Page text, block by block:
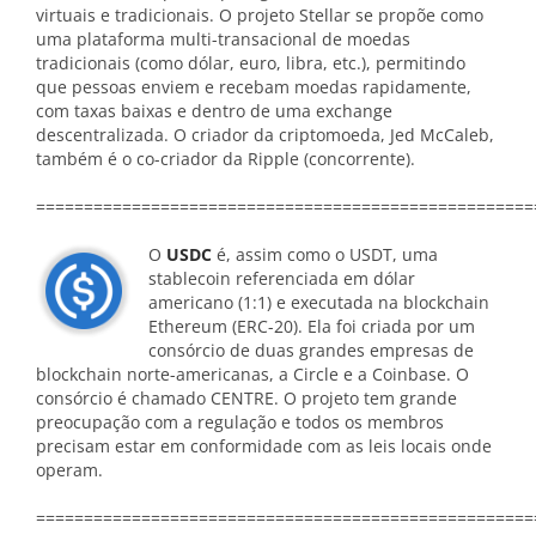
virtuais e tradicionais. O projeto Stellar se propõe como
uma plataforma multi-transacional de moedas
tradicionais (como dólar, euro, libra, etc.), permitindo
que pessoas enviem e recebam moedas rapidamente,
com taxas baixas e dentro de uma exchange
descentralizada. O criador da criptomoeda, Jed McCaleb,
também é o co-criador da Ripple (concorrente).
O USDC é, assim como o USDT, uma
stablecoin referenciada em dólar
americano (1:1) e executada na blockchain
Ethereum (ERC-20). Ela foi criada por um
consórcio de duas grandes empresas de
blockchain norte-americanas, a Circle e a Coinbase. O
consórcio é chamado CENTRE. O projeto tem grande
preocupação com a regulação e todos os membros
precisam estar em conformidade com as leis locais onde
operam.